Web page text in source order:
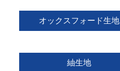
オックスフォード生地
紬生地